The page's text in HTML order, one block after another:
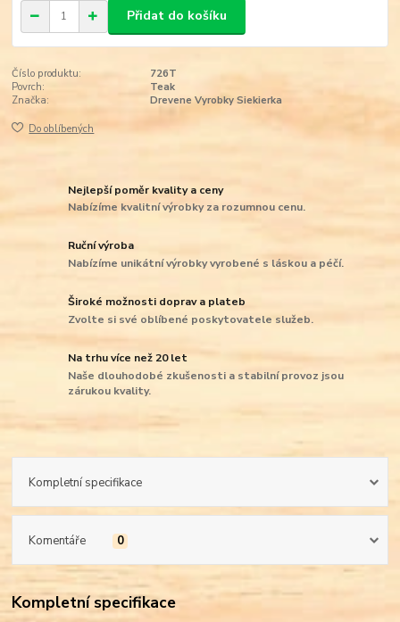
Přidat do košíku
Číslo produktu:
726T
Povrch:
Teak
Značka:
Drevene Vyrobky Siekierka
Do oblíbených
Nejlepší poměr kvality a ceny
Nabízíme kvalitní výrobky za rozumnou cenu.
Ruční výroba
Nabízíme unikátní výrobky vyrobené s láskou a péčí.
Široké možnosti doprav a plateb
Zvolte si své oblíbené poskytovatele služeb.
Na trhu více než 20 let
Naše dlouhodobé zkušenosti a stabilní provoz jsou
zárukou kvality.
Kompletní specifikace
Komentáře 0
Kompletní specifikace